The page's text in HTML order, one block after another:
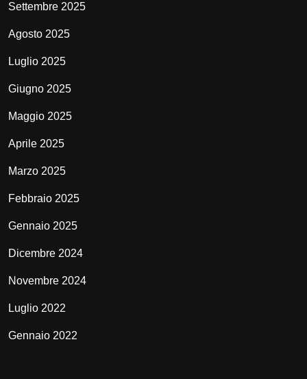
Settembre 2025
Agosto 2025
Luglio 2025
Giugno 2025
Maggio 2025
Aprile 2025
Marzo 2025
Febbraio 2025
Gennaio 2025
Dicembre 2024
Novembre 2024
Luglio 2022
Gennaio 2022